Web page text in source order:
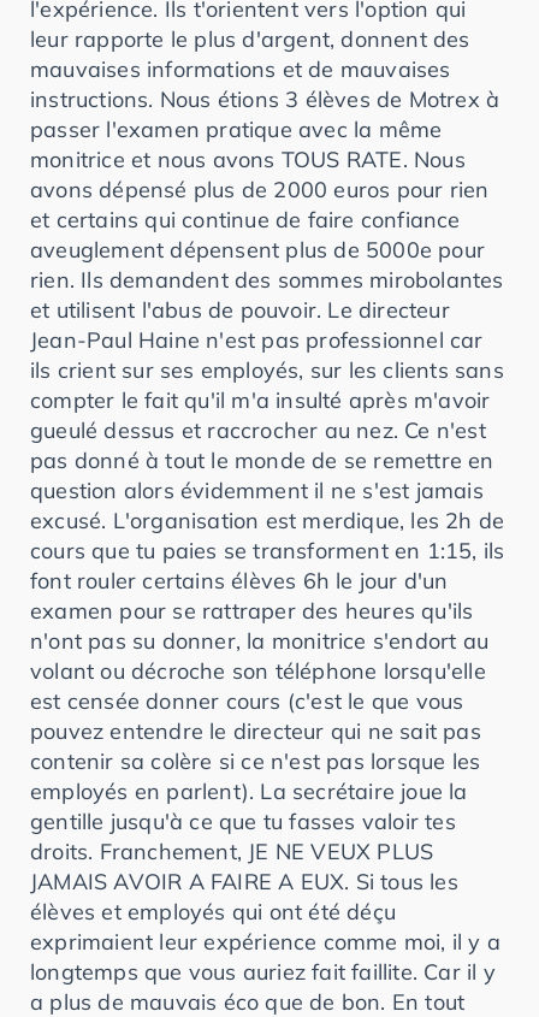
l'expérience. Ils t'orientent vers l'option qui
leur rapporte le plus d'argent, donnent des
mauvaises informations et de mauvaises
instructions. Nous étions 3 élèves de Motrex à
passer l'examen pratique avec la même
monitrice et nous avons TOUS RATE. Nous
avons dépensé plus de 2000 euros pour rien
et certains qui continue de faire confiance
aveuglement dépensent plus de 5000e pour
rien. Ils demandent des sommes mirobolantes
et utilisent l'abus de pouvoir. Le directeur
Jean-Paul Haine n'est pas professionnel car
ils crient sur ses employés, sur les clients sans
compter le fait qu'il m'a insulté après m'avoir
gueulé dessus et raccrocher au nez. Ce n'est
pas donné à tout le monde de se remettre en
question alors évidemment il ne s'est jamais
excusé. L'organisation est merdique, les 2h de
cours que tu paies se transforment en 1:15, ils
font rouler certains élèves 6h le jour d'un
examen pour se rattraper des heures qu'ils
n'ont pas su donner, la monitrice s'endort au
volant ou décroche son téléphone lorsqu'elle
est censée donner cours (c'est le que vous
pouvez entendre le directeur qui ne sait pas
contenir sa colère si ce n'est pas lorsque les
employés en parlent). La secrétaire joue la
gentille jusqu'à ce que tu fasses valoir tes
droits. Franchement, JE NE VEUX PLUS
JAMAIS AVOIR A FAIRE A EUX. Si tous les
élèves et employés qui ont été déçu
exprimaient leur expérience comme moi, il y a
longtemps que vous auriez fait faillite. Car il y
a plus de mauvais éco que de bon. En tout